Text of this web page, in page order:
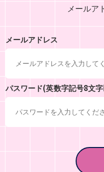
メールア
メールアドレス
パスワード(英数字記号8文